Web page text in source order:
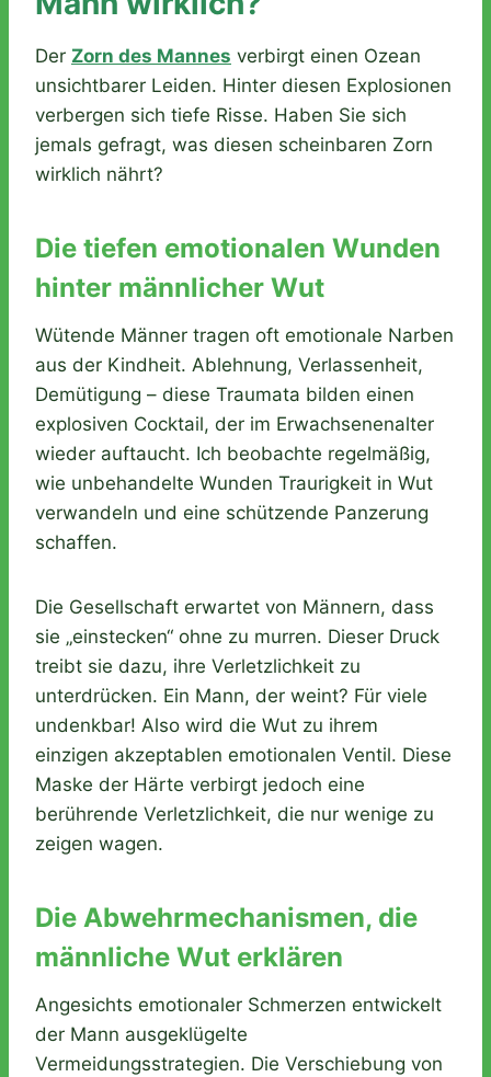
Der Zorn des Mannes verbirgt einen Ozean
unsichtbarer Leiden. Hinter diesen Explosionen
verbergen sich tiefe Risse. Haben Sie sich
jemals gefragt, was diesen scheinbaren Zorn
wirklich nährt?
Die tiefen emotionalen Wunden
hinter männlicher Wut
Wütende Männer tragen oft emotionale Narben
aus der Kindheit. Ablehnung, Verlassenheit,
Demütigung – diese Traumata bilden einen
explosiven Cocktail, der im Erwachsenenalter
wieder auftaucht. Ich beobachte regelmäßig,
wie unbehandelte Wunden Traurigkeit in Wut
verwandeln und eine schützende Panzerung
schaffen.
Die Gesellschaft erwartet von Männern, dass
sie „einstecken“ ohne zu murren. Dieser Druck
treibt sie dazu, ihre Verletzlichkeit zu
unterdrücken. Ein Mann, der weint? Für viele
undenkbar! Also wird die Wut zu ihrem
einzigen akzeptablen emotionalen Ventil. Diese
Maske der Härte verbirgt jedoch eine
berührende Verletzlichkeit, die nur wenige zu
zeigen wagen.
Die Abwehrmechanismen, die
männliche Wut erklären
Angesichts emotionaler Schmerzen entwickelt
der Mann ausgeklügelte
Vermeidungsstrategien. Die Verschiebung von